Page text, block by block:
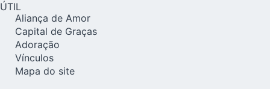
ÚTIL
Aliança de Amor
Capital de Graças
Adoração
Vínculos
Mapa do site